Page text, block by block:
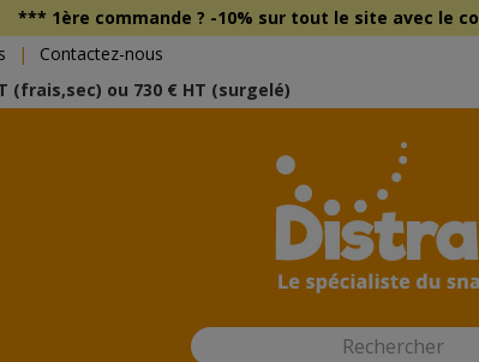
*** 1ère commande ? -10% sur tout le site avec le
Contactez-nous
(frais,sec) ou 730 € HT (surgelé)
Rechercher